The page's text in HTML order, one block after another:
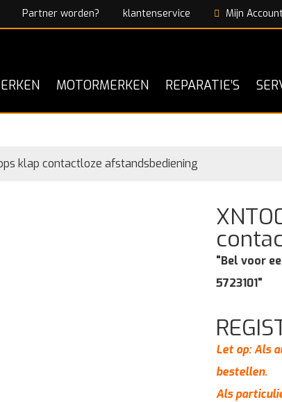
Partner worden? klantenservice Mijn
MOTORMERKEN REPARATIE’S
klap contactloze afstandsbediening
"Bel voor
5723101"
Let op: Als
bestellen.
Als